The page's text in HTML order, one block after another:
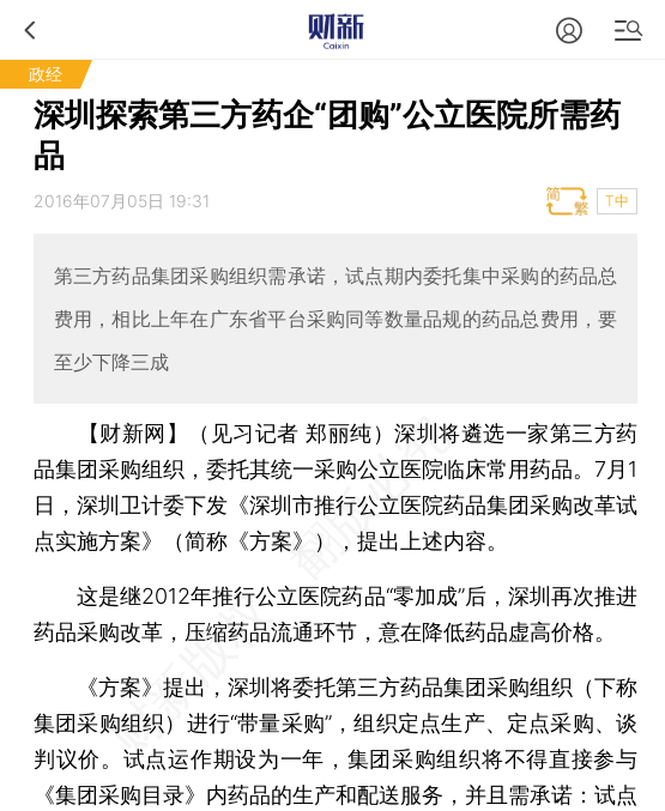
政经
深圳探索第三方药企“团购”公立医院所需药
品
2016年07月05日 19:31 T中
第三方药品集团采购组织需承诺，试点期内委托集中采购的药品总
费用，相比上年在广东省平台采购同等数量品规的药品总费用，要
至少下降三成
【财新网】（见习记者 郑丽纯）深圳将遴选一家第三方药
品集团采购组织，委托其统一采购公立医院临床常用药品。7月1
日，深圳卫计委下发《深圳市推行公立医院药品集团采购改革试
点实施方案》（简称《方案》），提出上述内容。
这是继2012年推行公立医院药品“零加成”后，深圳再次推进
药品采购改革，压缩药品流通环节，意在降低药品虚高价格。
《方案》提出，深圳将委托第三方药品集团采购组织（下称
集团采购组织）进行“带量采购”，组织定点生产、定点采购、谈
判议价。试点运作期设为一年，集团采购组织将不得直接参与
《集团采购目录》内药品的生产和配送服务，并且需承诺：试点